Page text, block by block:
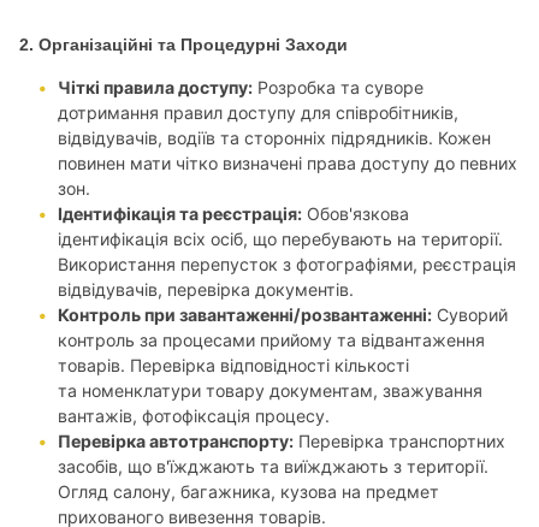
2. Організаційні та Процедурні Заходи
Чіткі правила доступу: Розробка та суворе
дотримання правил доступу для співробітників,
відвідувачів, водіїв та сторонніх підрядників. Кожен
повинен мати чітко визначені права доступу до певних
зон.
Ідентифікація та реєстрація: Обов'язкова
ідентифікація всіх осіб, що перебувають на території.
Використання перепусток з фотографіями, реєстрація
відвідувачів, перевірка документів.
Контроль при завантаженні/розвантаженні: Суворий
контроль за процесами прийому та відвантаження
товарів. Перевірка відповідності кількості
та номенклатури товару документам, зважування
вантажів, фотофіксація процесу.
Перевірка автотранспорту: Перевірка транспортних
засобів, що в'їжджають та виїжджають з території.
Огляд салону, багажника, кузова на предмет
прихованого вивезення товарів.